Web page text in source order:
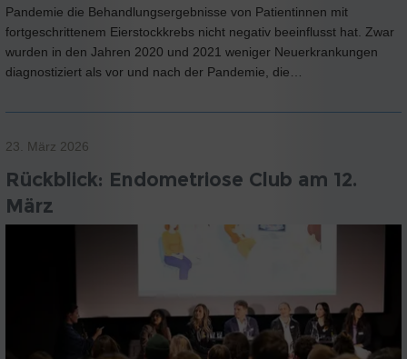
Pandemie die Behandlungsergebnisse von Patientinnen mit
fortgeschrittenem Eierstockkrebs nicht negativ beeinflusst hat. Zwar
wurden in den Jahren 2020 und 2021 weniger Neuerkrankungen
diagnostiziert als vor und nach der Pandemie, die…
23. März 2026
Rückblick: Endometriose Club am 12.
März